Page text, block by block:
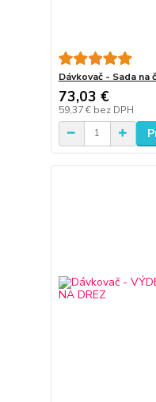
Dávkovač - Sada na
73,03 €
59,37 € bez DPH